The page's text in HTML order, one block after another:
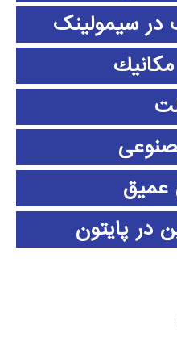
در سیمولینک
عمیق
در پایتون